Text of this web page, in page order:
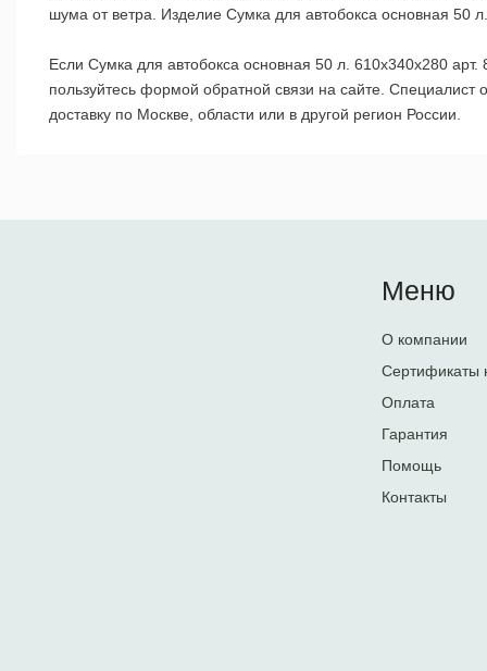
шума от ветра. Изделие Сумка для автобокса основная
Если Сумка для автобокса основная 50 л. 610x340x280
пользуйтесь формой обратной связи на сайте.
доставку по Москве, области или в другой регион России.
Меню
О компании
Сертификаты
Оплата
Гарантия
Помощь
Контакты